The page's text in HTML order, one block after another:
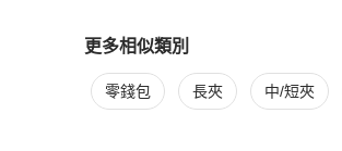
更多相似類別
更多Coach 女士錢包 / 小皮件相似
零錢包 長夾 中/短夾